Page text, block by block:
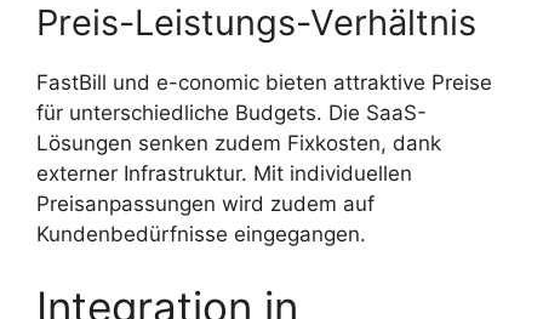
Preis-Leistungs-Verhältnis
FastBill und e-conomic bieten attraktive Preise
für unterschiedliche Budgets. Die SaaS-
Lösungen senken zudem Fixkosten, dank
externer Infrastruktur. Mit individuellen
Preisanpassungen wird zudem auf
Kundenbedürfnisse eingegangen.
Integration in